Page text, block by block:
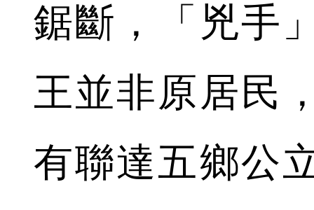
鋸斷，「兇手
王並非原居民
有聯達五鄉公